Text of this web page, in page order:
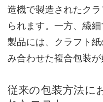
造機で製造されたク
られます。一方、繊
製品には、クラフト
み合わせた複合包装が
従来の包装方法に